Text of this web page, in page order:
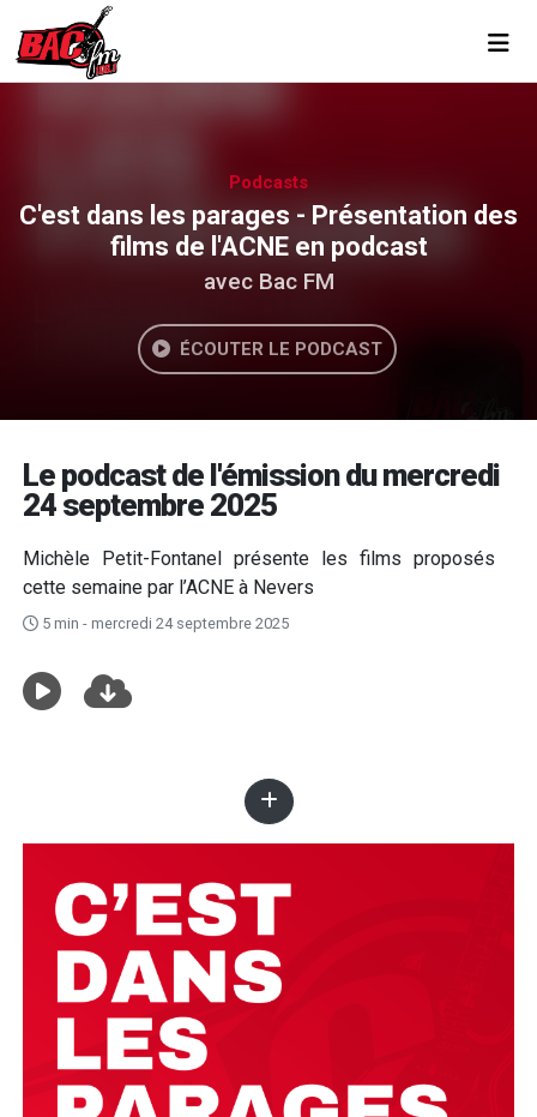
Podcasts
C'est dans les parages - Présentation des
films de l'ACNE en podcast
avec Bac FM
ÉCOUTER LE PODCAST
Le podcast de l'émission du mercredi
24 septembre 2025
Michèle Petit-Fontanel présente les films proposés
cette semaine par l’ACNE à Nevers
5 min - mercredi 24 septembre 2025